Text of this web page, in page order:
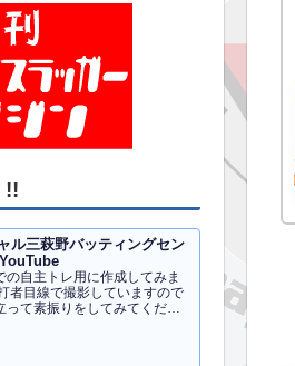
!!
ル三萩野バッティングセン
の自主トレ用に作成してみま
者目線で撮影していますので
って素振りをしてみてくださ